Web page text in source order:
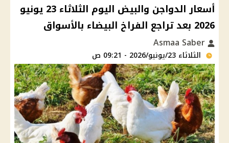
أسعار الدواجن والبيض اليوم الثلاثاء 23 يونيو
2026 بعد تراجع الفراخ البيضاء بالأسواق
الثلاثاء 23/يونيو/2026 - 09:21 ص